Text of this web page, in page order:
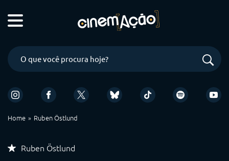
Home Ruben Östlund
Ruben Östlund